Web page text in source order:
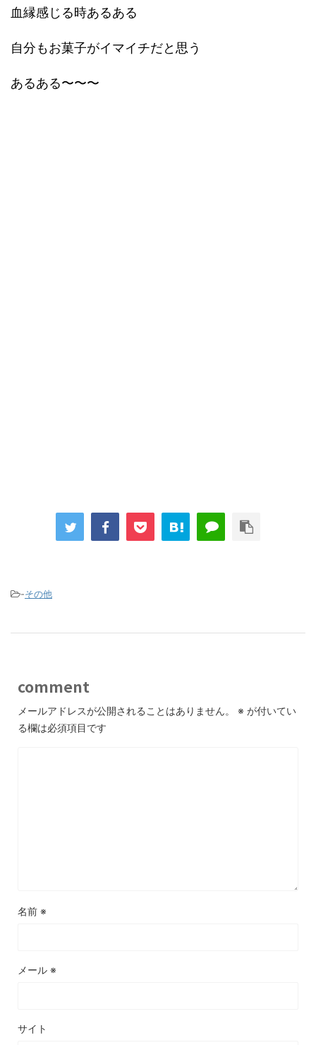
血縁感じる時あるある
自分もお菓子がイマイチだと思う
あるある〜〜〜
-その他
comment
メールアドレスが公開されることはありません。 ※ が付いてい
る欄は必須項目です
名前 ※
メール ※
サイト